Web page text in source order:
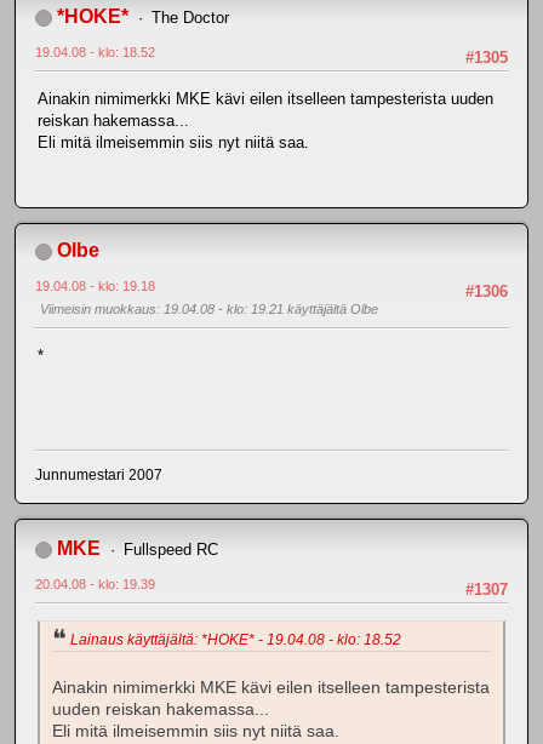
*HOKE* The Doctor
#1305
19.04.08 - klo: 18.52
Ainakin nimimerkki MKE kävi eilen itselleen tampesterista uuden
reiskan hakemassa...
Eli mitä ilmeisemmin siis nyt niitä saa.
Olbe
#1306
19.04.08 - klo: 19.18
Viimeisin muokkaus: 19.04.08 - klo: 19.21 käyttäjältä Olbe
*
Junnumestari 2007
MKE Fullspeed RC
#1307
20.04.08 - klo: 19.39
Lainaus käyttäjältä: *HOKE* - 19.04.08 - klo: 18.52
Ainakin nimimerkki MKE kävi eilen itselleen tampesterista
uuden reiskan hakemassa...
Eli mitä ilmeisemmin siis nyt niitä saa.